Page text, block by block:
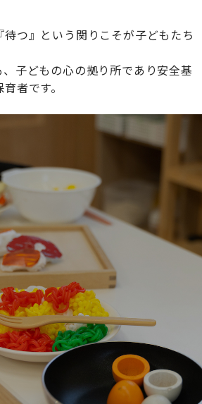
つ』という関りこそが子どもたち
子どもの心の拠り所であり安全基
者です。